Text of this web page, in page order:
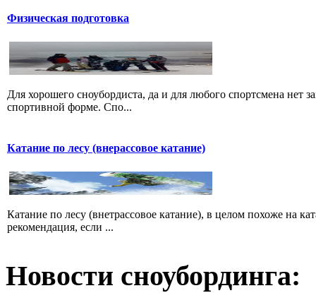
Физическая подготовка
Для хорошего сноубордиста, да и для любого спортсмена нет
спортивной форме. Спо...
Катание по лесу (внерассовое катание)
Катание по лесу (внетрассовое катание), в целом похоже на
рекомендация, если ...
Новости сноубординга: